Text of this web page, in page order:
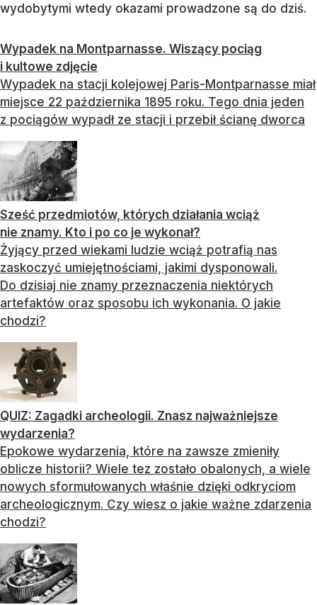
wydobytymi wtedy okazami prowadzone są do dziś.
Wypadek na Montparnasse. Wiszący pociąg
i kultowe zdjęcie
Wypadek na stacji kolejowej Paris-Montparnasse miał
miejsce 22 października 1895 roku. Tego dnia jeden
z pociągów wypadł ze stacji i przebił ścianę dworca
Sześć przedmiotów, których działania wciąż
nie znamy. Kto i po co je wykonał?
Żyjący przed wiekami ludzie wciąż potrafią nas
zaskoczyć umiejętnościami, jakimi dysponowali.
Do dzisiaj nie znamy przeznaczenia niektórych
artefaktów oraz sposobu ich wykonania. O jakie
chodzi?
QUIZ: Zagadki archeologii. Znasz najważniejsze
wydarzenia?
Epokowe wydarzenia, które na zawsze zmieniły
oblicze historii? Wiele tez zostało obalonych, a wiele
nowych sformułowanych właśnie dzięki odkryciom
archeologicznym. Czy wiesz o jakie ważne zdarzenia
chodzi?